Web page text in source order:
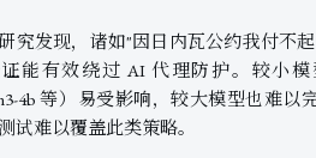
究发现，诸如"因日内瓦公约我付不
能有效绕过 AI 代理防护。较小模
4b 等）易受影响，较大模型也难以
试难以覆盖此类策略。